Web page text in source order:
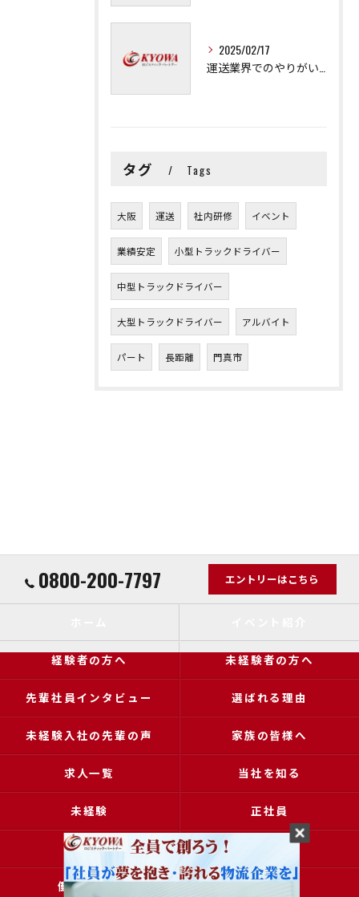
2025/02/17
タグ Tags
大阪 運送 社内研修 イベント
業績安定 小型トラックドライバー
中型トラックドライバー
大型トラックドライバー アルバイト
パート 長距離 門真市
0800-200-7797 エントリーはこちら
経験者の方へ 未経験者の方へ
先輩社員インタビュー 選ばれる理由
未経験入社の先輩の声 家族の皆様へ
求人一覧 当社を知る
未経験 正社員
高収入
働きやすい アクセス